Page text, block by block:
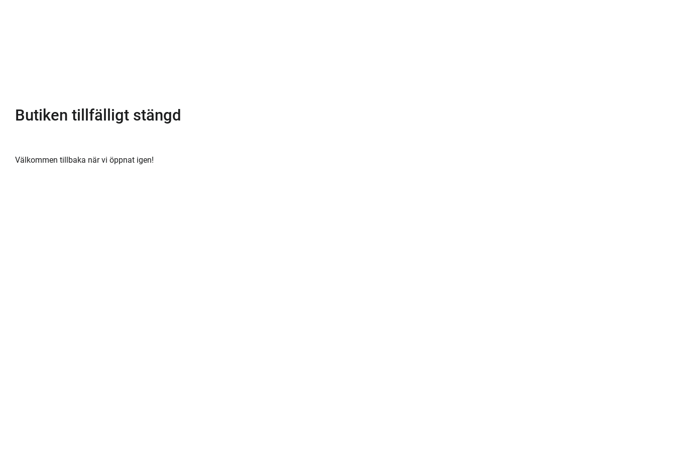
Butiken tillfälligt stängd
Välkommen tillbaka när vi öppnat igen!